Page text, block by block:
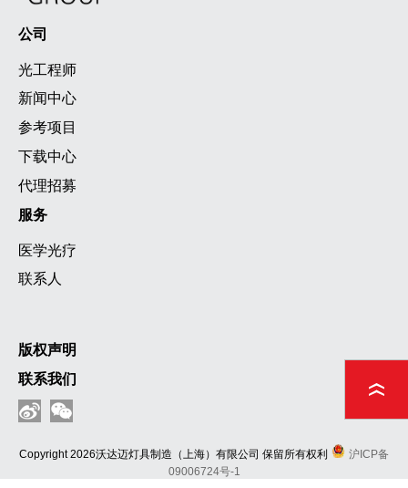
公司
光工程师
新闻中心
参考项目
下载中心
代理招募
服务
医学光疗
联系人
版权声明
联系我们
Copyright 2026沃达迈灯具制造（上海）有限公司 保留所有权利
沪ICP备
09006724号-1